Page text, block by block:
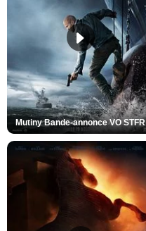
Mutiny Bande-annonce VO STFR